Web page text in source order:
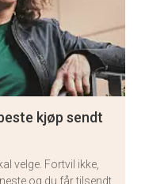
kjøp sendt
velge. Fortvil ikke,
og du får tilsendt